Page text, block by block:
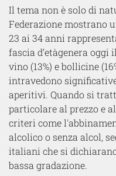
Il tema non è solodi
Federazionemostrano
23 ai 34 anni
fascia d’etàgenera oggi il
vino (13%) e bollicine
intravedono
aperitivi. Quando si
particolare al prezzo e
criteri come
alcolico o senza alcol,
italiani che si
bassa gradazione.